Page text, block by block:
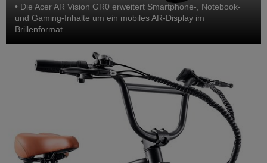
• Die Acer AR Vision GR0 erweitert Smartphone‑, Notebook‑
und Gaming‑Inhalte um ein mobiles AR‑Display im
Brillenformat.